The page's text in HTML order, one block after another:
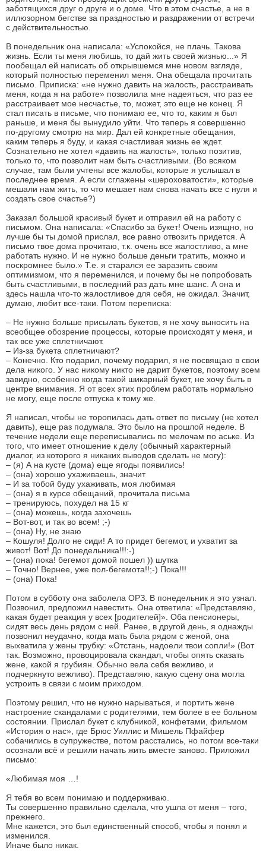
заботящихся друг о друге и о доме. Что в этом счастье, а не в
иллюзорном бегстве за праздностью и раздражении от встречи
с действительностью.
В понедельник она написала: «Успокойся, не плачь. Такова
жизнь. Если ты меня любишь, то дай жить своей жизнью...» Я
пообещал ей написать об открывшемся мне новом взгляде,
который полностью переменил меня. Она обещала прочитать
письмо. Приписка: «не нужно давить на жалость, расстраивать
меня, когда я на работе» позволила мне надеяться, что раз ее
расстраивает мое несчастье, то, может, это еще не конец. Я
стал писать в письме, что понимаю ее, что то, каким я был
раньше, и меня бы вынудило уйти. Что теперь я совершенно
по-другому смотрю на мир. Дал ей конкретные обещания,
каким теперь я буду, и какая счастливая жизнь ее ждет.
Сознательно не хотел «давить на жалость», только позитив,
только то, что позволит нам быть счастливыми. (Во всяком
случае, там были учтены все жалобы, которые я услышал в
последнее время. А если сглажены «шероховатости», которые
мешали нам жить, то что мешает нам снова начать все с нуля и
создать свое счастье?)
Заказал большой красивый букет и отправил ей на работу с
письмом. Она написала: «Спасибо за букет! Очень изящно, но
лучше бы ты домой прислал, все равно отвозить придется. А
письмо твое дома прочитаю, т.к. очень все жалостливо, а мне
работать нужно. И не нужно больше деньги тратить, можно и
поскромнее было.» Т.е. я старался ее заразить своим
оптимизмом, что я переменился, и почему бы не попробовать
быть счастливыми, в последний раз дать мне шанс. А она и
здесь нашла что-то жалостливое для себя, не ожидал. Значит,
думаю, любит все-таки. Потом переписка:
– Не нужно больше присылать букетов, я не хочу выносить на
всеобщее обозрение процессы, которые происходят у меня, и
так все уже сплетничают.
– Из-за букета сплетничают?
– Конечно. Кто подарил, почему подарил, я не посвящаю в свои
дела никого. У нас никому никто не дарит букетов, поэтому всем
завидно, особенно когда такой шикарный букет, не хочу быть в
центре внимания. Я от всех этих проблем работать нормально
не могу, еще после отпуска к тому же.
Я написал, чтобы не торопилась дать ответ по письму (не хотел
давить), еще раз подумала. Это было на прошлой неделе. В
течение недели еще переписывались по мелочам по аське. Из
того, что имеет отношение к делу (обычный характерный
диалог, из которого я никаких выводов сделать не могу):
– (я) А на кусте (дома) еще ягоды появились!
– (она) хорошо ухаживаешь, значит
– И за тобой буду ухаживать, моя любимая
– (она) я в курсе обещаний, прочитала письма
– тренируюсь, похудел на 15 кг
– (она) можешь, когда захочешь
– Вот-вот, и так во всем! ;-)
– (она) Ну, не знаю
– Кошуля! Долго не сиди! А то придет бегемот, и ухватит за
живот! Вот! До понедельника!!!:-)
– (она) пока! бегемот домой пошел )) шутка
– Точно! Вернее, уже пол-бегемота!!;-) Пока!!!
– (она) Пока!
Потом в субботу она заболела ОРЗ. В понедельник я это узнал.
Позвонил, предложил навестить. Она ответила: «Представляю,
какая будет реакция у всех [родителей]». Оба пенсионеры,
сидят весь день рядом с ней. Ранее, в другой день, я однажды
позвонил неудачно, когда мать была рядом с женой, она
выхватила у жены трубку: «Отстань, надоели твои сопли!» (Вот
так. Возможно, провоцировала скандал, чтобы опять сказать
жене, какой я грубиян. Обычно вела себя вежливо, и
подчеркнуто вежливо). Представляю, какую сцену она могла
устроить в связи с моим приходом.
Поэтому решил, что не нужно нарываться, и портить жене
настроение скандалами с родителями, тем более в ее больном
состоянии. Прислал букет с клубникой, конфетами, фильмом
«История о нас», где Брюс Уиллис и Мишель Пфайфер
собачились в супружестве, потом расстались, но потом все-таки
осознали всё и решили начать жить вместе заново. Приложил
письмо:
«Любимая моя …!
Я тебя во всем понимаю и поддерживаю.
Ты совершенно правильно сделала, что ушла от меня – того,
прежнего.
Мне кажется, это был единственный способ, чтобы я понял и
изменился.
Иначе было никак.